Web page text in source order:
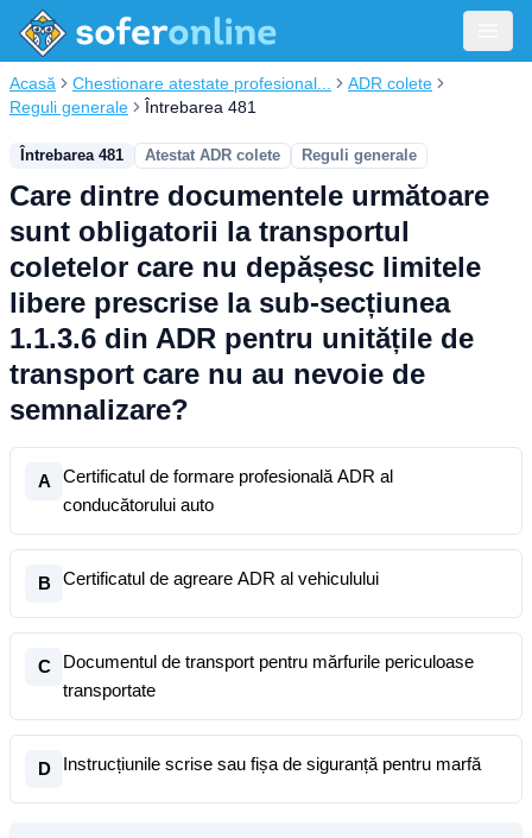
Acasă Chestionare atestate profesional...
ADR colete
Reguli generale
Întrebarea 481
Întrebarea 481 Atestat ADR colete Reguli generale
Care dintre documentele următoare
sunt obligatorii la transportul
coletelor care nu depășesc limitele
libere prescrise la sub-secțiunea
1.1.3.6 din ADR pentru unitățile de
transport care nu au nevoie de
semnalizare?
A
Certificatul de formare profesională ADR al
conducătorului auto
B Certificatul de agreare ADR al vehiculului
C
Documentul de transport pentru mărfurile periculoase
transportate
D Instrucțiunile scrise sau fișa de siguranță pentru marfă